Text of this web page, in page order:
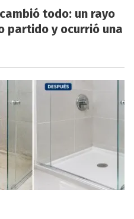
todo: un rayo
partido y ocurrió una